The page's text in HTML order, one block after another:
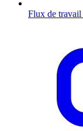
Flux de travail